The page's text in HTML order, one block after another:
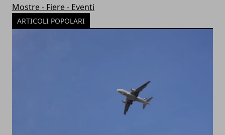
Mostre - Fiere - Eventi
ARTICOLI POPOLARI